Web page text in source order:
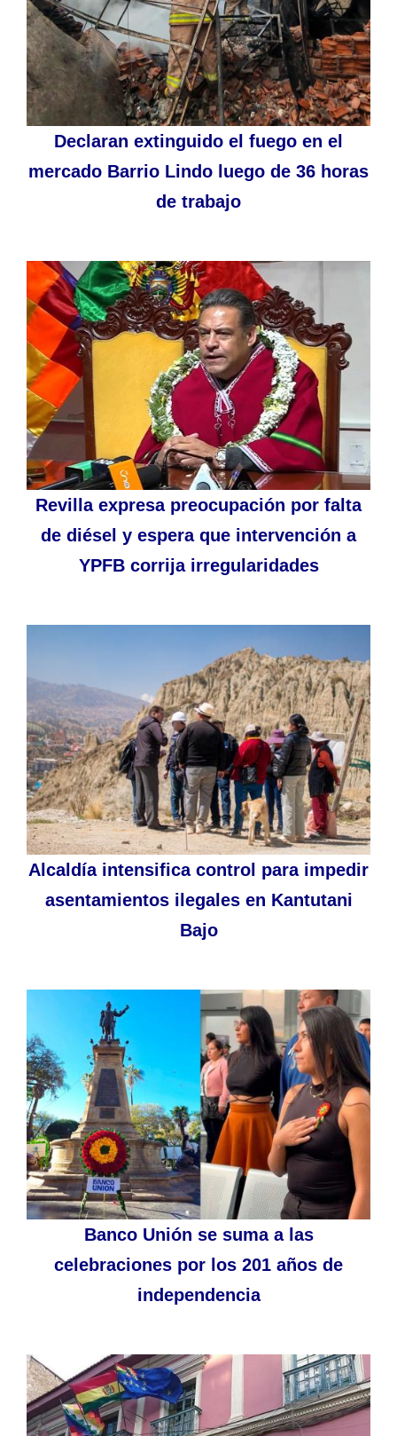
Declaran extinguido el fuego en el
mercado Barrio Lindo luego de 36 horas
de trabajo
Revilla expresa preocupación por falta
de diésel y espera que intervención a
YPFB corrija irregularidades
Alcaldía intensifica control para impedir
asentamientos ilegales en Kantutani
Bajo
Banco Unión se suma a las
celebraciones por los 201 años de
independencia